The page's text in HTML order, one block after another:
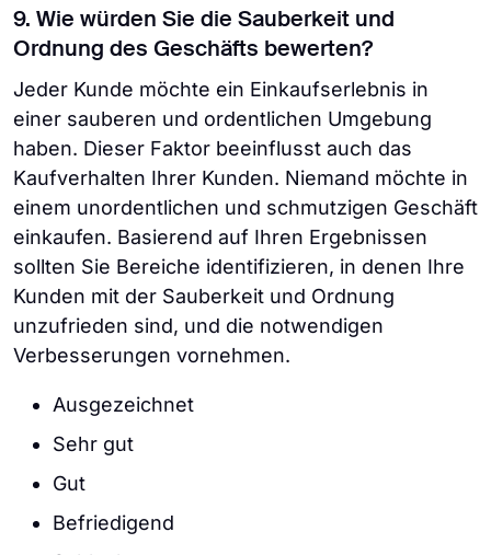
9. Wie würden Sie die Sauberkeit und
Ordnung des Geschäfts bewerten?
Jeder Kunde möchte ein Einkaufserlebnis in
einer sauberen und ordentlichen Umgebung
haben. Dieser Faktor beeinflusst auch das
Kaufverhalten Ihrer Kunden. Niemand möchte in
einem unordentlichen und schmutzigen Geschäft
einkaufen. Basierend auf Ihren Ergebnissen
sollten Sie Bereiche identifizieren, in denen Ihre
Kunden mit der Sauberkeit und Ordnung
unzufrieden sind, und die notwendigen
Verbesserungen vornehmen.
Ausgezeichnet
Sehr gut
Gut
Befriedigend